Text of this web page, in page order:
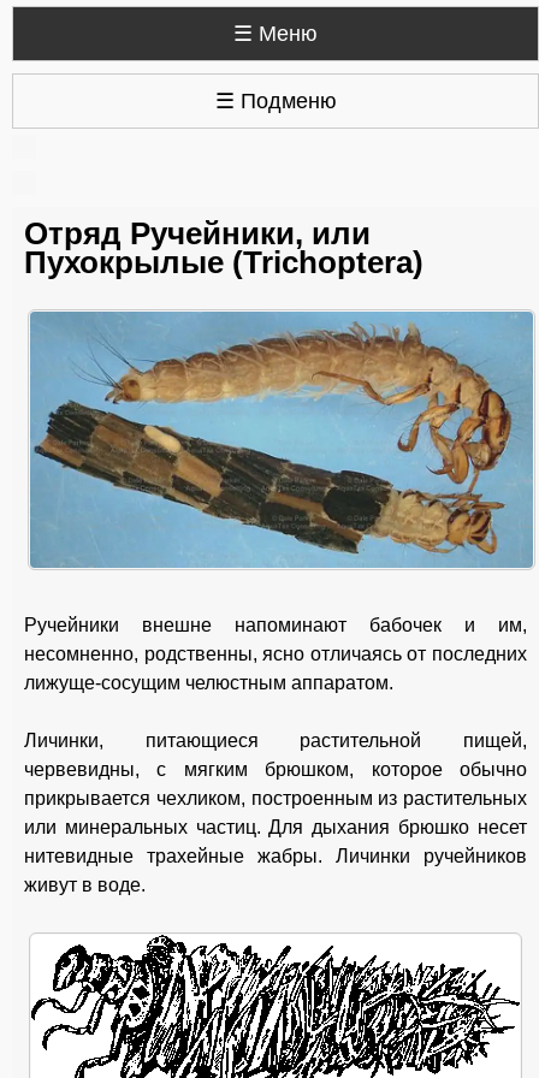
☰ Меню
☰ Подменю
Отряд Ручейники, или
Пухокрылые (Trichoptera)
Ручейники внешне напоминают бабочек и им,
несомненно, родственны, ясно отличаясь от последних
лижуще-сосущим челюстным аппаратом.
Личинки, питающиеся растительной пищей,
червевидны, с мягким брюшком, которое обычно
прикрывается чехликом, построенным из растительных
или минеральных частиц. Для дыхания брюшко несет
нитевидные трахейные жабры. Личинки ручейников
живут в воде.